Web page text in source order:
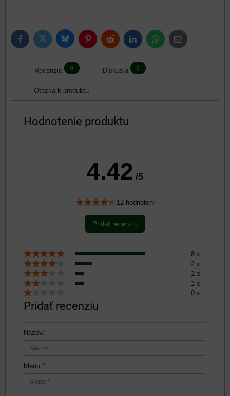
FacebookTwitter BlueskyPinterestReddit LinkedInWhatsApp
E-
mail
Recenzie 0 Diskusia 0
Otázka k produktu
Hodnotenie produktu
4.42 /5
12 hodnotení
Pridať recenziu
8 x
2 x
1 x
1 x
0 x
Pridať recenziu
Názov:
Meno:*